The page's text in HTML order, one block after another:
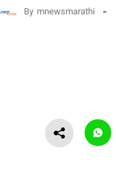
By mnewsmarathi